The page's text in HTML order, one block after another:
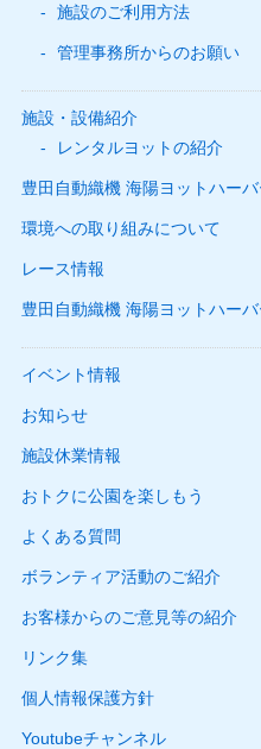
施設のご利用方法
管理事務所からのお願い
施設・設備紹介
レンタルヨットの紹介
豊田自動織機 海陽ヨットハー
環境への取り組みについて
レース情報
豊田自動織機 海陽ヨットハー
イベント情報
お知らせ
施設休業情報
おトクに公園を楽しもう
よくある質問
ボランティア活動のご紹介
お客様からのご意見等の紹介
リンク集
個人情報保護方針
Youtubeチャンネル